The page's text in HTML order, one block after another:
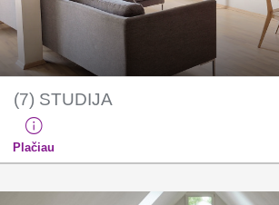
(7) STUDIJA
Plačiau